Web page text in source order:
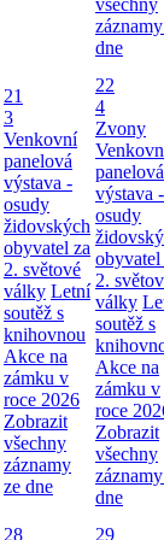
všechny
dne
21
3
Venkovní
panelová
výstava -
osudy
židovských
obyvatel za
2. světové
války Letní
soutěž s
knihovnou
Akce na
zámku v
roce 2026
Zobrazit
všechny
záznamy
ze dne
22
4
Zvony
panelová
výstava -
osudy
obyvatel
2.
války
soutěž s
Akce na
zámku v
roce
Zobrazit
všechny
dne
28
29